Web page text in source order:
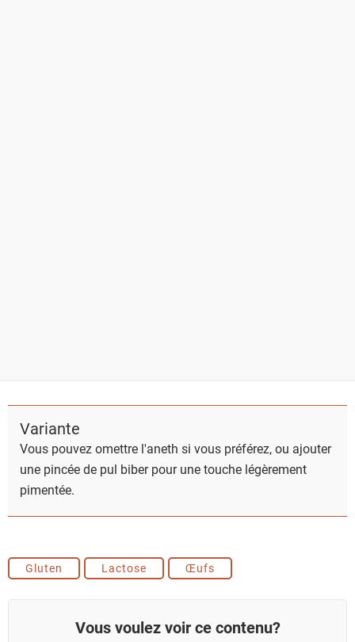
Variante
Vous pouvez omettre l'aneth si vous préférez, ou ajouter
une pincée de pul biber pour une touche légèrement
pimentée.
Gluten Lactose Œufs
Vous voulez voir ce contenu?